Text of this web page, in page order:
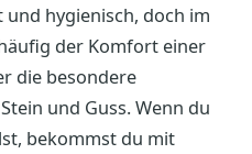
hygienisch, doch im
der Komfort einer
die besondere
und Guss. Wenn du
bekommst du mit